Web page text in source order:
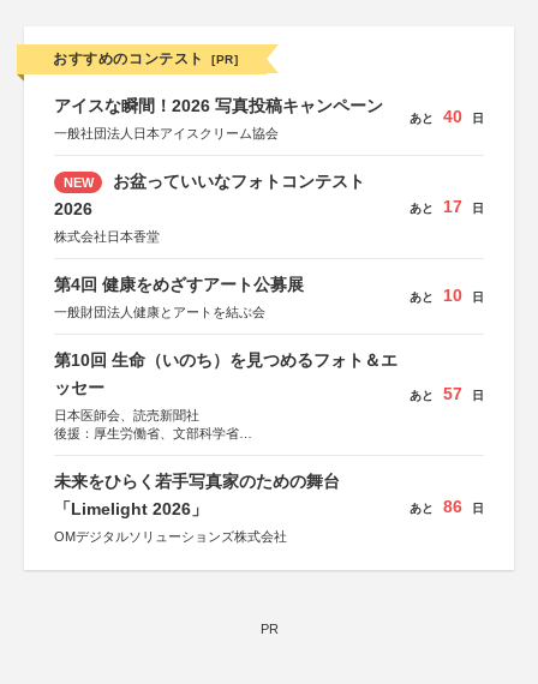
おすすめのコンテスト [PR]
アイスな瞬間！2026 写真投稿キャンペーン
一般社団法人日本アイスクリーム協会
あと 40 日
NEW
お盆っていいなフォトコンテスト
2026
株式会社日本香堂
あと 17 日
第4回 健康をめざすアート公募展
一般財団法人健康とアートを結ぶ会
あと 10 日
第10回 生命（いのち）を見つめるフォト＆エ
ッセー
日本医師会、読売新聞社
後援：厚生労働省、文部科学省
しん生命保険株式会社
あと 57 日
未来をひらく若手写真家のための舞台
「Limelight 2026」
OMデジタルソリューションズ株式会社
あと 86 日
PR